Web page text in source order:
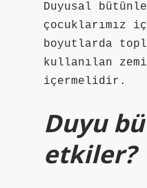
Duyusal
çocuklarımız
boyutlarda
kullanılan
içermelidir.
Duyu
etkiler?